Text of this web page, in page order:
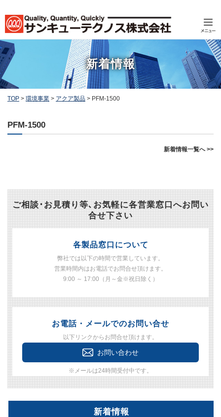
新着情報
TOP > 環境事業 > アクア製品 > PFM-1500
PFM-1500
新着情報一覧へ >>
ご相談･お見積り等､お気軽に各営業窓口へお問い
合せ下さい
各製品窓口について
弊社では以下の時間で営業しています。
営業時間内はお電話でお問合せ頂けます。
9:00 ～ 17:00（月～金※祝日除く）
お電話・メールでのお問い合せ
以下リンクからお問合せ頂けます。
お問い合わせ
※メールは24時間受付中です。
新着情報